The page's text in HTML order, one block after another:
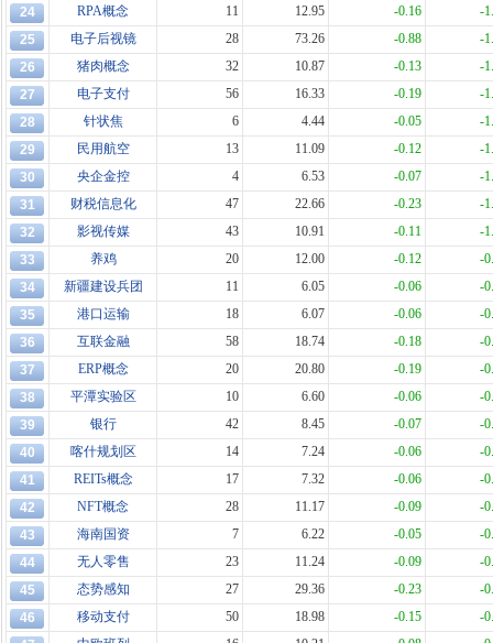
24
RPA概念 11 12.95 -0.16
-
25
电子后视镜 28 73.26 -0.88
-
26
猪肉概念 32 10.87 -0.13
-
27
电子支付 56 16.33 -0.19
-
28
针状焦 6 4.44 -0.05
-
29
民用航空 13 11.09 -0.12
-
30
央企金控 4 6.53 -0.07
-
31
财税信息化 47 22.66 -0.23
-
32
影视传媒 43 10.91 -0.11
-
33
养鸡 20 12.00 -0.12
-
34
新疆建设兵团 11 6.05 -0.06
-
35
港口运输 18 6.07 -0.06
-
36
互联金融 58 18.74 -0.18
-
37
ERP概念 20 20.80 -0.19
-
38
平潭实验区 10 6.60 -0.06
-
39
银行 42 8.45 -0.07
-
40
喀什规划区 14 7.24 -0.06
-
41
REITs概念 17 7.32 -0.06
-
42
NFT概念 28 11.17 -0.09
-
43
海南国资 7 6.22 -0.05
-
44
无人零售 23 11.24 -0.09
-
45
态势感知 27 29.36 -0.23
-
46
移动支付 50 18.98 -0.15
-